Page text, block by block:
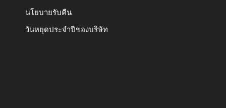
นโยบายรับคืน
วันหยุดประจำปีของบริษัท